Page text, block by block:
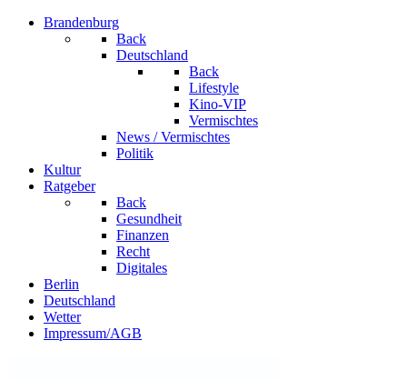
Brandenburg
Back
Deutschland
Back
Lifestyle
Kino-VIP
Vermischtes
News / Vermischtes
Politik
Kultur
Ratgeber
Back
Gesundheit
Finanzen
Recht
Digitales
Berlin
Deutschland
Wetter
Impressum/AGB